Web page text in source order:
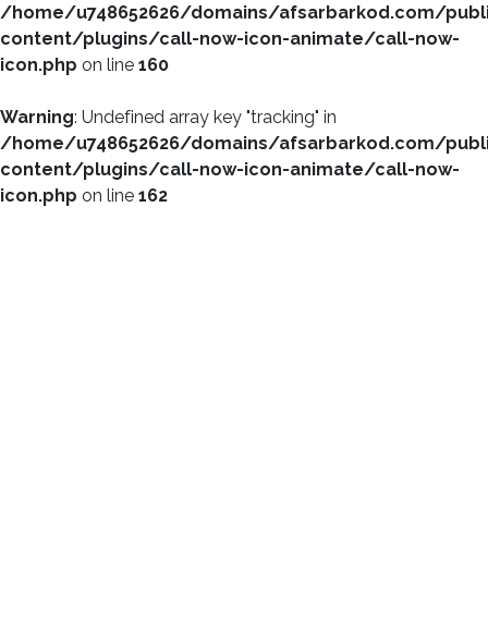
/home/u748652626/domains/afsarbarkod.com/
content/plugins/call-now-icon-animate/call-now-
icon.php on line 160
Warning: Undefined array key "tracking" in
/home/u748652626/domains/afsarbarkod.com/
content/plugins/call-now-icon-animate/call-now-
icon.php on line 162